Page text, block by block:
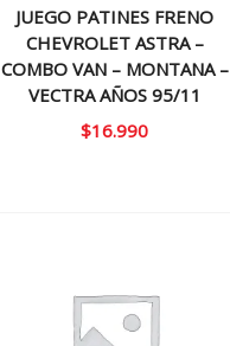
JUEGO PATINES FRENO
CHEVROLET ASTRA –
COMBO VAN – MONTANA –
VECTRA AÑOS 95/11
$16.990